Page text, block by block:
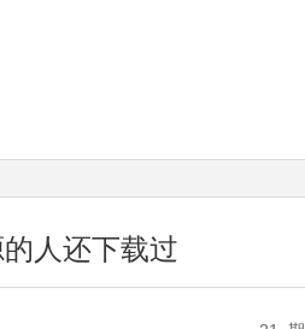
人还下载过